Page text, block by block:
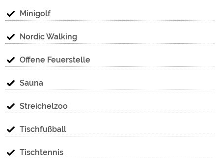
Minigolf
Nordic Walking
Offene Feuerstelle
Sauna
Streichelzoo
Tischfußball
Tischtennis